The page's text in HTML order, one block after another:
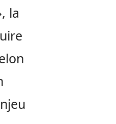
la